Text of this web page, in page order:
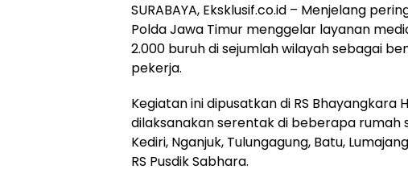
SURABAYA, Eksklusif.co.id – Menjelang
Polda Jawa Timur menggelar layanan
2.000 buruh di sejumlah wilayah sebagai
pekerja.
Kegiatan ini dipusatkan di RS Bhayangkara
dilaksanakan serentak di beberapa rumah
Kediri, Nganjuk, Tulungagung, Batu,
RS Pusdik Sabhara.